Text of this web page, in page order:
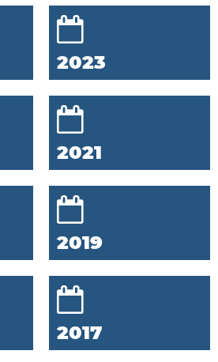
2023
2021
2019
2017